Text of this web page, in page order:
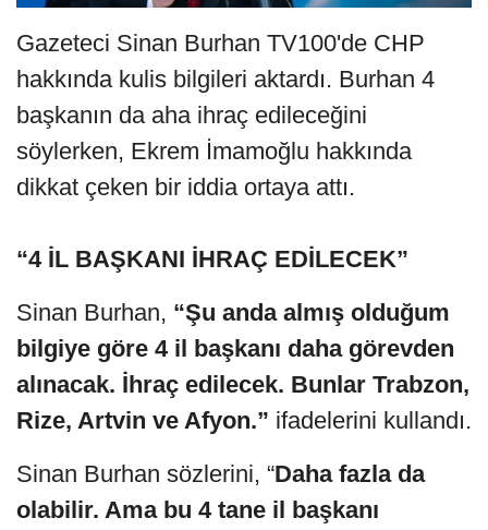
Gazeteci Sinan Burhan TV100'de CHP
hakkında kulis bilgileri aktardı. Burhan 4
başkanın da aha ihraç edileceğini
söylerken, Ekrem İmamoğlu hakkında
dikkat çeken bir iddia ortaya attı.
“4 İL BAŞKANI İHRAÇ EDİLECEK”
Sinan Burhan, “Şu anda almış olduğum
bilgiye göre 4 il başkanı daha görevden
alınacak. İhraç edilecek. Bunlar Trabzon,
Rize, Artvin ve Afyon.” ifadelerini kullandı.
Sinan Burhan sözlerini, “Daha fazla da
olabilir. Ama bu 4 tane il başkanı